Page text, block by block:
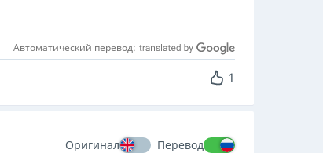
Автоматический перевод:
1
Оригинал Перевод